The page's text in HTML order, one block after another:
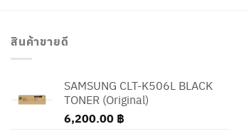
สินค้าขายดี
SAMSUNG CLT-K506L BLACK
TONER (Original)
6,200.00 ฿